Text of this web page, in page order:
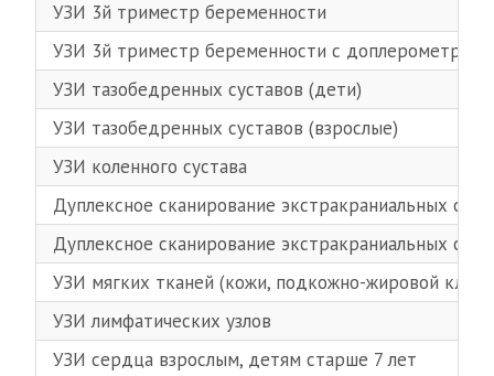
УЗИ 3й триместр беременности
УЗИ 3й триместр беременности с
УЗИ тазобедренных суставов (дети)
УЗИ тазобедренных суставов (взрослые)
УЗИ коленного сустава
Дуплексное сканирование экстракраниальных
Дуплексное сканирование экстракраниальных
УЗИ мягких тканей (кожи, подкожно-жировой
УЗИ лимфатических узлов
УЗИ сердца взрослым, детям старше 7 лет